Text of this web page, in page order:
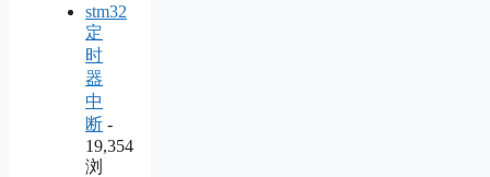
stm32
定
时
器
中
断 -
19,354
浏